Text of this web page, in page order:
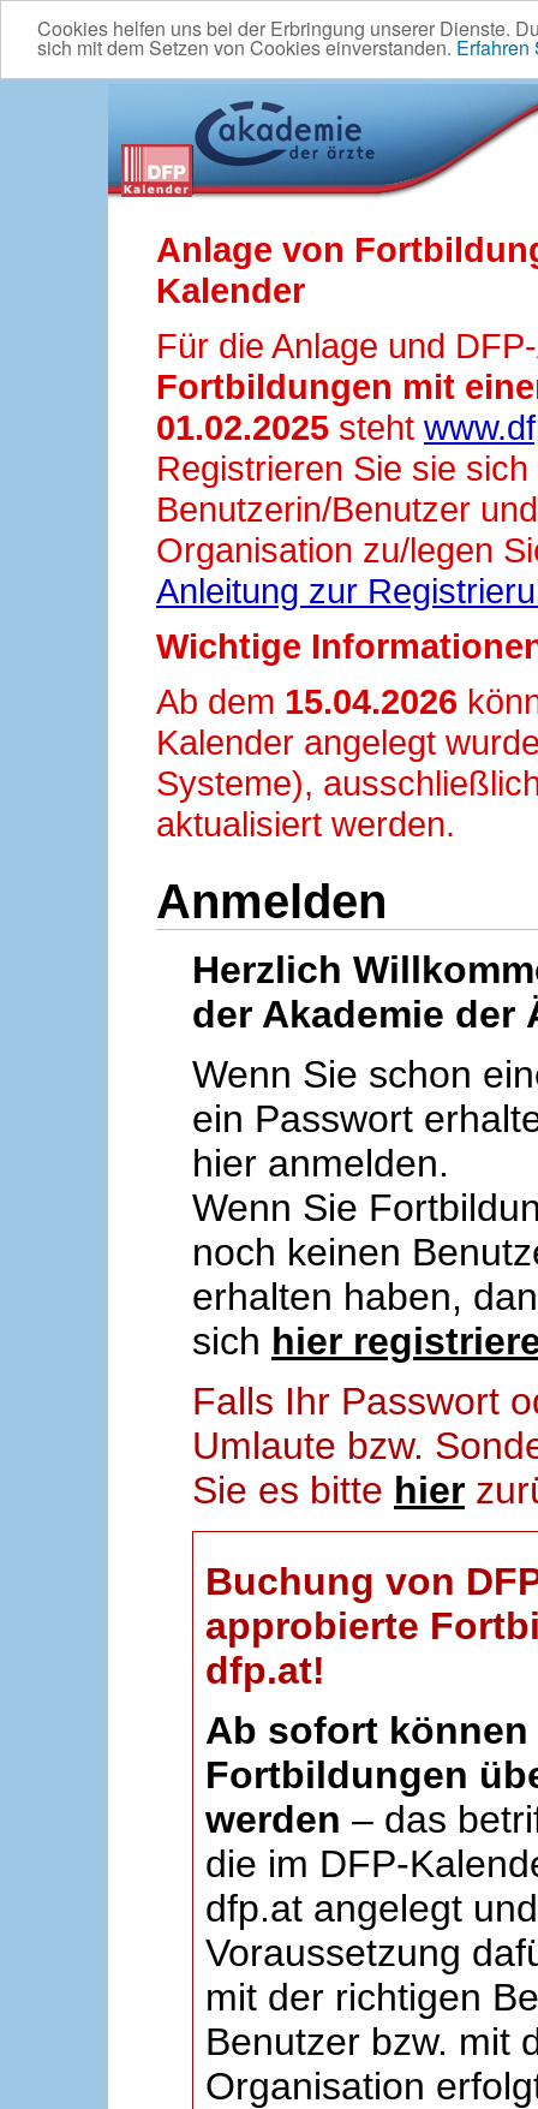
Cookies helfen uns bei der Erbringung unserer Dienste.
sich mit dem Setzen von Cookies einverstanden. Erfahren
Anlage von
Kalender
Für die Anlage und
Fortbildungen mit
01.02.2025 steht
Registrieren Sie sie
Benutzerin/Benutzer
Organisation zu/legen
Anleitung zur
Wichtige
Ab dem 15.04.2026
Kalender angelegt
Systeme),
aktualisiert werden.
Anmelden
Herzlich
der Akademie der
Wenn Sie schon
ein Passwort
hier anmelden.
Wenn Sie
noch keinen
erhalten haben,
sich hier
Falls Ihr Passwort
Umlaute bzw.
Sie es bitte hier
Buchung von
approbierte
dfp.at!
Ab sofort können
Fortbildungen
werden – das
die im DFP-
dfp.at angelegt
Voraussetzung
mit der richtigen
Benutzer bzw. mit
Organisation